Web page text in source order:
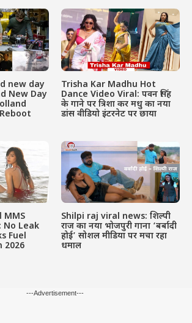
new day
New Day
Trisha Kar Madhu Hot
Dance Video Viral: पवन सिंह
के गाने पर त्रिशा कर मधु का नया
डांस वीडियो इंटरनेट पर छाया
MMS
No Leak
Fuel
2026
Shilpi raj viral news: शिल्पी
राज का नया भोजपुरी गाना ‘बर्बादी
होई’ सोशल मीडिया पर मचा रहा
धमाल
---Advertisement---